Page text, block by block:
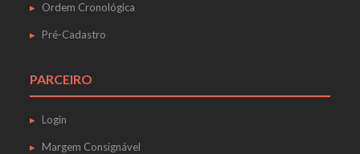
Ordem Cronológica
Pré-Cadastro
PARCEIRO
Login
Margem Consignável